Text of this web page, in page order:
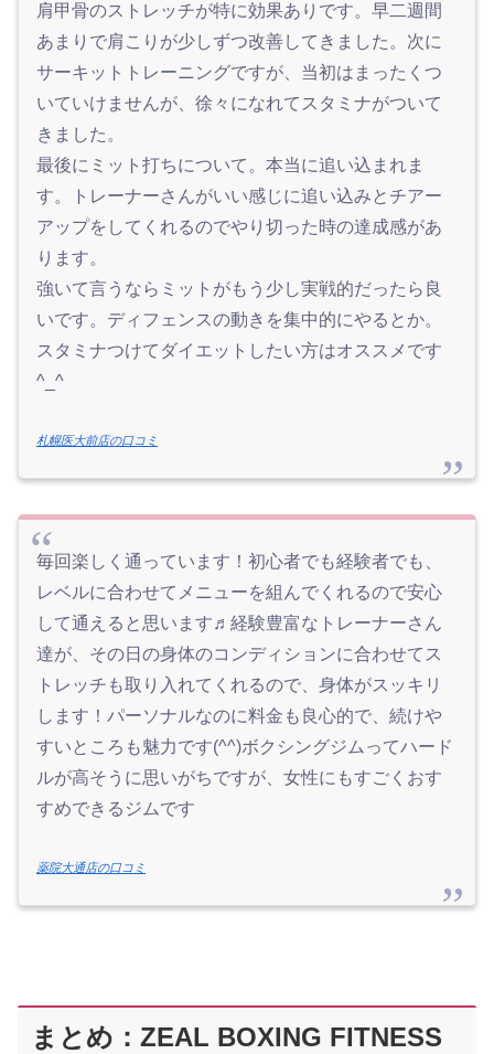
肩甲骨のストレッチが特に効果ありです。早二週間
あまりで肩こりが少しずつ改善してきました。次に
サーキットトレーニングですが、当初はまったくつ
いていけませんが、徐々になれてスタミナがついて
きました。
最後にミット打ちについて。本当に追い込まれま
す。トレーナーさんがいい感じに追い込みとチアー
アップをしてくれるのでやり切った時の達成感があ
ります。
強いて言うならミットがもう少し実戦的だったら良
いです。ディフェンスの動きを集中的にやるとか。
スタミナつけてダイエットしたい方はオススメです
^_^
札幌医大前店の口コミ
毎回楽しく通っています！初心者でも経験者でも、
レベルに合わせてメニューを組んでくれるので安心
して通えると思います♬経験豊富なトレーナーさん
達が、その日の身体のコンディションに合わせてス
トレッチも取り入れてくれるので、身体がスッキリ
します！パーソナルなのに料金も良心的で、続けや
すいところも魅力です(^^)ボクシングジムってハード
ルが高そうに思いがちですが、女性にもすごくおす
すめできるジムです
薬院大通店の口コミ
まとめ：ZEAL BOXING FITNESS